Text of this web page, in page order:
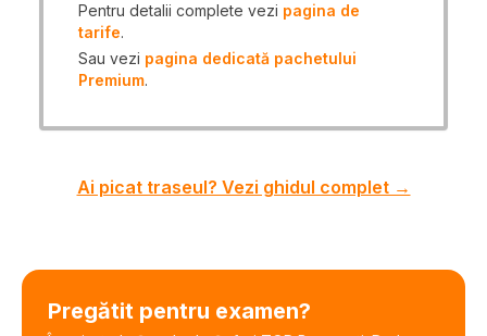
Pentru detalii complete vezi pagina de
tarife.
Sau vezi pagina dedicată pachetului
Premium.
Ai picat traseul? Vezi ghidul complet →
Pregătit pentru examen?